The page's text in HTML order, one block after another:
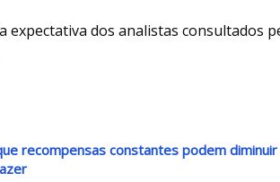
expectativa dos analistas consultados
recompensas constantes podem